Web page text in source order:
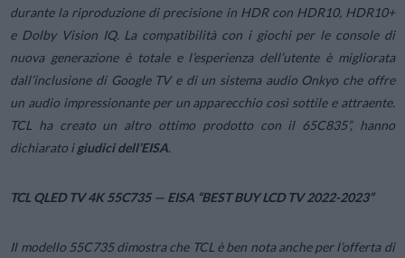
durante la riproduzione di precisione in HDR con HDR10, HDR10+
e Dolby Vision IQ. La compatibilità con i giochi per le console di
nuova generazione è totale e l’esperienza dell’utente è migliorata
dall’inclusione di Google TV e di un sistema audio Onkyo che offre
un audio impressionante per un apparecchio così sottile e attraente.
TCL ha creato un altro ottimo prodotto con il 65C835”,hanno
dichiarato igiudici dell’EISA.
TCL QLED TV 4K 55C735 — EISA “BEST BUY LCD TV 2022-2023”
Il modello 55C735 dimostra che TCL è ben nota anche per l’offerta di